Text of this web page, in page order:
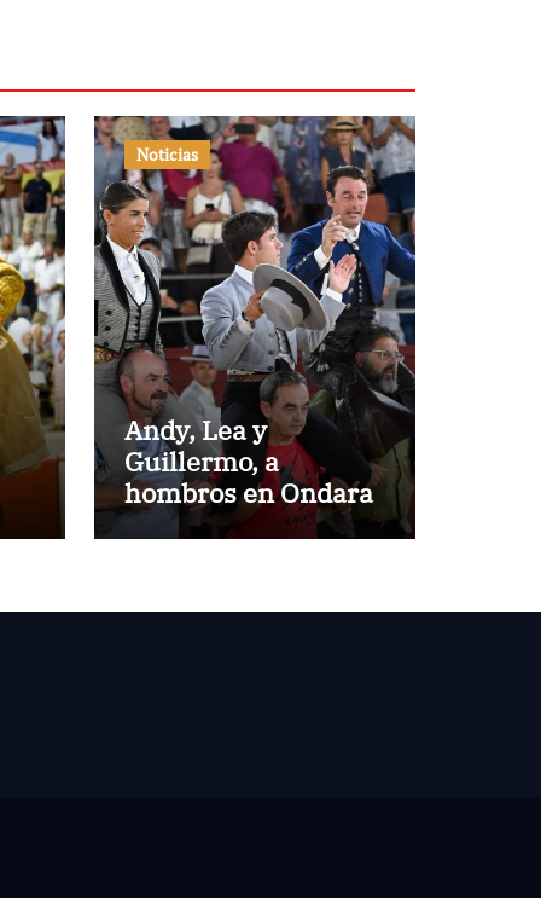
Noticias
Andy, Lea y
Guillermo, a
hombros en Ondara